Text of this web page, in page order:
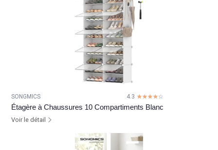
SONGMICS 4.3 ☆☆☆☆☆
★★★★★
Étagère à Chaussures 10 Compartiments Blanc
Voir le détail